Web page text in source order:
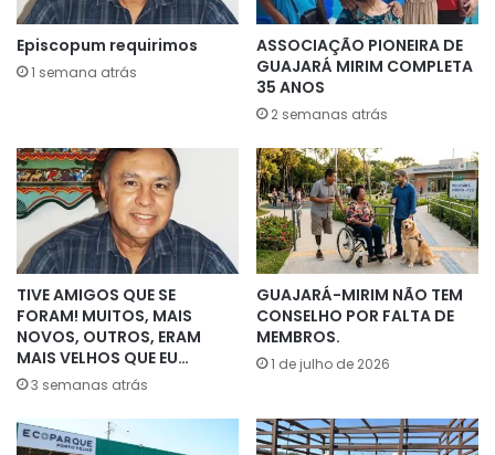
Episcopum requirimos
1 semana atrás
ASSOCIAÇÃO PIONEIRA DE
GUAJARÁ MIRIM COMPLETA
35 ANOS
2 semanas atrás
TIVE AMIGOS QUE SE
FORAM! MUITOS, MAIS
NOVOS, OUTROS, ERAM
MAIS VELHOS QUE EU…
3 semanas atrás
GUAJARÁ-MIRIM NÃO TEM
CONSELHO POR FALTA DE
MEMBROS.
1 de julho de 2026